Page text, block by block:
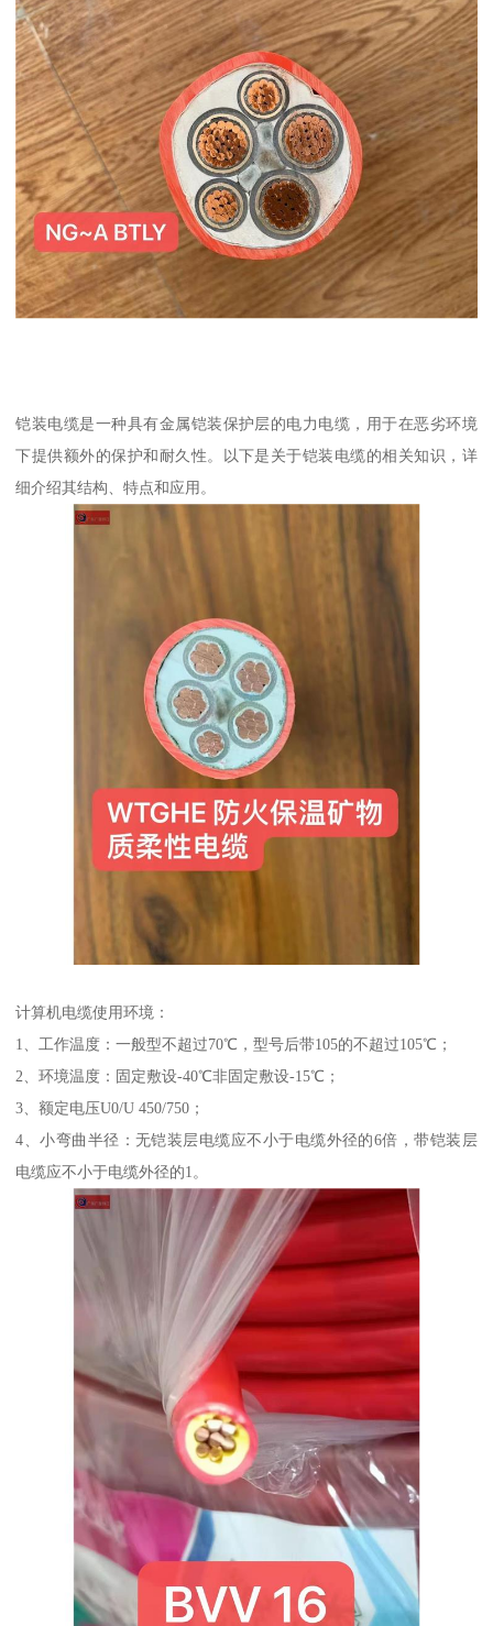
铠装电缆是一种具有金属铠装保护层的电力电缆，用于在恶劣环境
下提供额外的保护和耐久性。以下是关于铠装电缆的相关知识，详
细介绍其结构、特点和应用。
计算机电缆使用环境：
1、工作温度：一般型不超过70℃，型号后带105的不超过105℃；
2、环境温度：固定敷设-40℃非固定敷设-15℃；
3、额定电压U0/U 450/750；
4、小弯曲半径：无铠装层电缆应不小于电缆外径的6倍，带铠装层
电缆应不小于电缆外径的1。